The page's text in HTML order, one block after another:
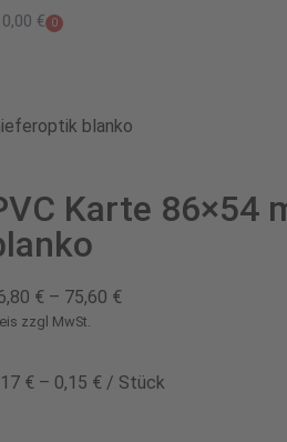
0,00 € 0
blanko
Karte 86×54
€ – 75,60 €
zzgl MwSt.
€ – 0,15 € / Stück